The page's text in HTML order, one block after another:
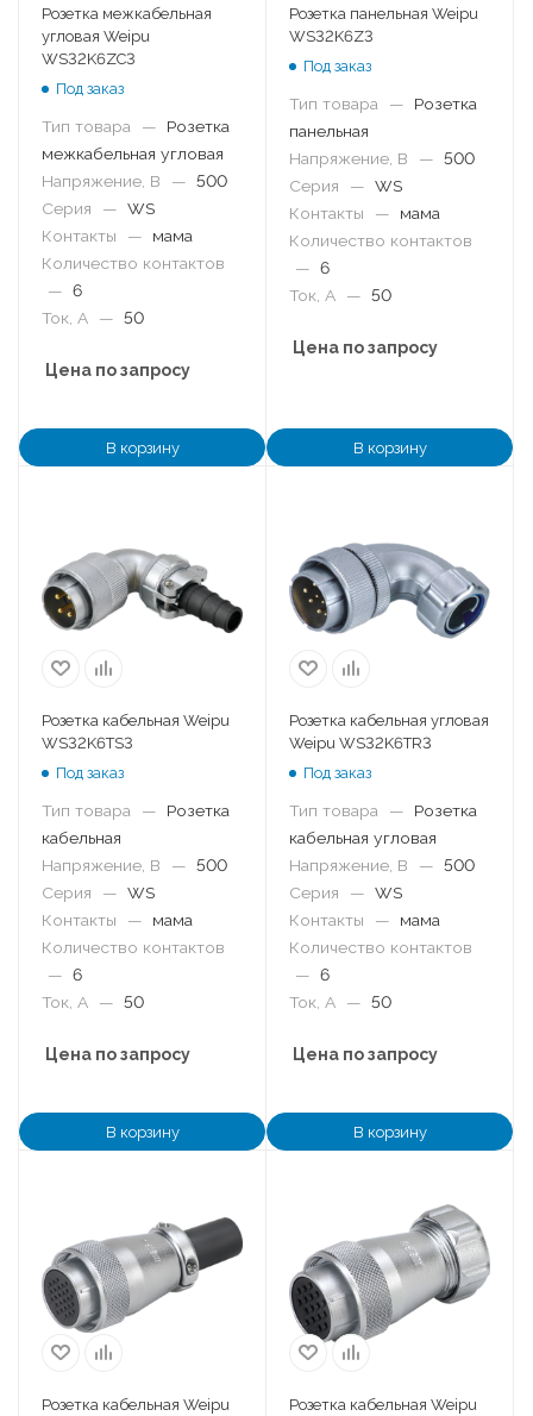
Розетка межкабельная
угловая Weipu
WS32K6ZC3
Под заказ
Тип товара —
Розетка
межкабельная угловая
Напряжение, В
— 500
Серия
— WS
Контакты
—
мама
Количество контактов
— 6
Ток, А
— 50
Цена по запросу
В корзину
Розетка панельная Weipu
WS32K6Z3
Под заказ
Тип товара —
Розетка
панельная
Напряжение, В
— 500
Серия
— WS
Контакты
—
мама
Количество контактов
— 6
Ток, А
— 50
Цена по запросу
В корзину
Розетка кабельная Weipu
WS32K6TS3
Под заказ
Тип товара —
Розетка
кабельная
Напряжение, В
— 500
Серия
— WS
Контакты
—
мама
Количество контактов
— 6
Ток, А
— 50
Цена по запросу
В корзину
Розетка кабельная угловая
Weipu WS32K6TR3
Под заказ
Тип товара —
Розетка
кабельная угловая
Напряжение, В
— 500
Серия
— WS
Контакты
—
мама
Количество контактов
— 6
Ток, А
— 50
Цена по запросу
В корзину
Розетка кабельная Weipu
Розетка кабельная Weipu